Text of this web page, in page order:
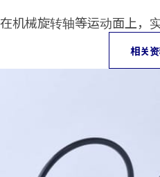
在机械旋转轴等运动面上，
相关